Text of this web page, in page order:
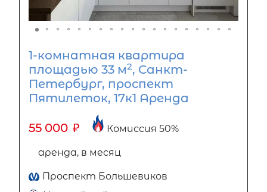
1-комнатная квартира
площадью 33 м2, Санкт-
Петербург, проспект
Пятилеток, 17к1 Аренда
55 000 ₽ Комиссия 50%
аренда, в месяц
Проспект Большевиков